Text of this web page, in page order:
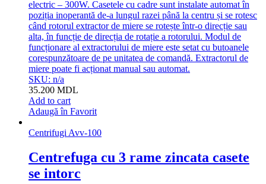
electric – 300W. Casetele cu cadre sunt instalate automat în
poziția inoperantă de-a lungul razei până la centru și se rotesc
când rotorul extractor de miere se rotește într-o direcție sau
alta, în funcție de direcția de rotație a rotorului. Modul de
funcționare al extractorului de miere este setat cu butoanele
corespunzătoare de pe unitatea de comandă. Extractorul de
miere poate fi acționat manual sau automat.
SKU: n/a
35.200 MDL
Add to cart
Adaugă în Favorit
Centrifugi Avv-100
Centrefuga cu 3 rame zincata casete
se intorc